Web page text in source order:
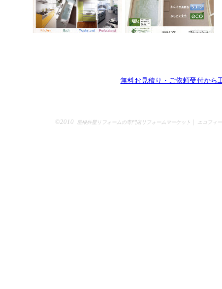
無料お見積り・ご依頼受付から
©2010 屋根外壁リフォームの専門店リフォームマーケット エコフィ